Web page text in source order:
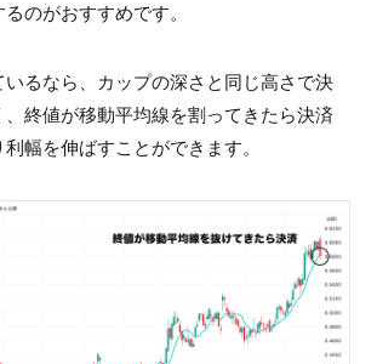
のがおすすめです。
いるなら、カップの深さと同じ高さで決
終値が移動平均線を割ってきたら決済
幅を伸ばすことができます。